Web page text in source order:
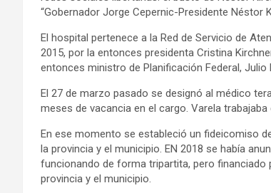
“Gobernador Jorge Cepernic-Presidente Néstor
El hospital pertenece a la Red de Servicio de
2015, por la entonces presidenta Cristina
entonces ministro de Planificación Federal, Julio
El 27 de marzo pasado se designó al médico
meses de vacancia en el cargo. Varela
En ese momento se estableció un fideicomiso
la provincia y el municipio. EN 2018 se había
funcionando de forma tripartita, pero financiado
provincia y el municipio.